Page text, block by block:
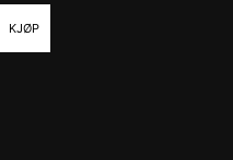
KJØP